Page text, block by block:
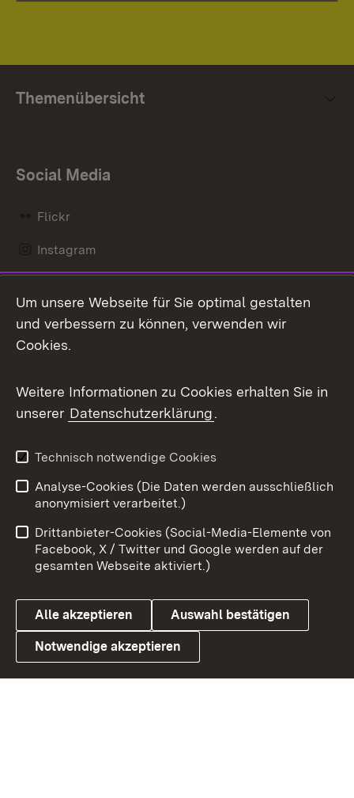
Themenübersicht
Social Media
Flickr
Instagram
Mastodon
Messenger
Social Wall
X / Twitter
Youtube
Link zum Landesportal
Benutzungshinweise
Barrierefreiheit
Datenschutz
Cookies
Um unsere Webseite für Sie optimal gestalten
und verbessern zu können, verwenden wir
Cookies.
Weitere Informationen zu Cookies erhalten Sie in
unserer Datenschutzerklärung.
Technisch notwendige Cookies
Analyse-Cookies (Die Daten werden ausschließlich
anonymisiert verarbeitet.)
Drittanbieter-Cookies (Social-Media-Elemente von
Facebook, X / Twitter und Google werden auf der
gesamten Webseite aktiviert.)
Alle akzeptieren Auswahl bestätigen
Notwendige akzeptieren